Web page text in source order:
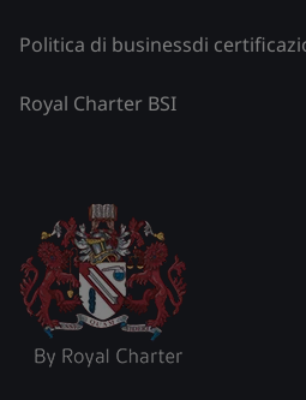
Politica di businessdi
Royal Charter BSI